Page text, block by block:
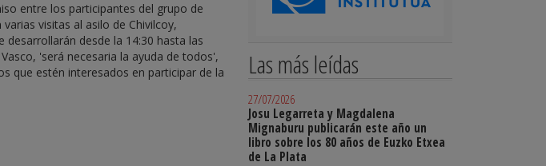
entre los participantes del grupo de
visitas al asilo de Chivilcoy,
desde la 14:30 hasta las
'será necesaria la ayuda de todos',
que estén interesados en participar de la
Las más leídas
27/07/2026
Josu Legarreta y Magdalena
Mignaburu publicarán este año un
libro sobre los 80 años de Euzko Etxea
de La Plata